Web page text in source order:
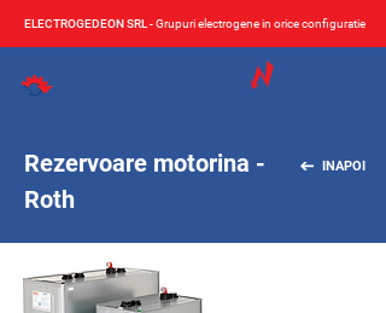
ELECTROGEDEON SRL - Grupuri electrogene in orice configuratie
Rezervoare motorina -
Roth
INAPOI